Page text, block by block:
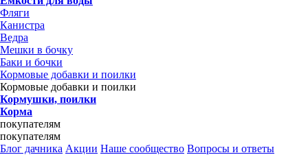
Фляги
Канистра
Ведра
Мешки в бочку
Баки и бочки
Кормовые добавки и поилки
Кормовые добавки и поилки
Кормушки, поилки
Корма
покупателям
покупателям
Блог дачника Акции Наше сообщество Вопросы и ответы